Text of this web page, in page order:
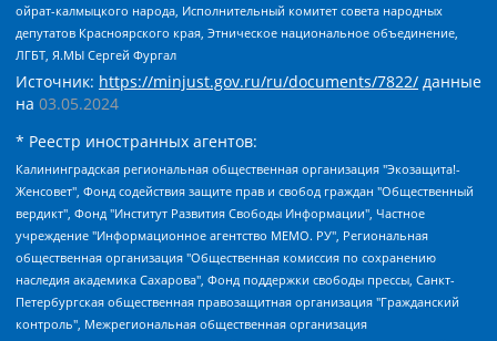
ойрат-калмыцкого народа, Исполнительный комитет совета народных
депутатов Красноярского края, Этническое национальное объединение,
ЛГБТ, Я.МЫ Сергей Фургал
Источник: https://minjust.gov.ru/ru/documents/7822/ данные
на 03.05.2024
* Реестр иностранных агентов:
Калининградская региональная общественная организация "Экозащита!-Женсовет", Фонд содействия защите прав и свобод граждан "Общественный вердикт", Фонд "Институт Развития Свободы Информации", Частное учреждение "Информационное агентство МЕМО. РУ", Региональная общественная организация "Общественная комиссия по сохранению наследия академика Сахарова", Фонд поддержки свободы прессы, Санкт-Петербургская общественная правозащитная организация "Гражданский контроль", Межрегиональная общественная организация "Информационно-просветительский центр "Мемориал", Региональный Фонд "Центр Защиты Прав Средств Массовой Информации", с 05.12.2023 Фонд "Центр Защиты Прав Средств массовой информации", Региональная общественная благотворительная организация помощи беженцам и мигрантам "Гражданское содействие", Негосударственное образовательное учреждение дополнительного профессионального образования (повышение квалификации) специалистов "АКАДЕМИЯ ПО ПРАВАМ ЧЕЛОВЕКА", Свердловская региональная общественная организация "Сутяжник", Автономная некоммерческая организация "Центр независимых социологических исследований", Союз общественных объединений "Российский исследовательский центр по правам человека", Региональное общественное учреждение научно-информационный центр "МЕМОРИАЛ", Некоммерческая организация "Фонд защиты гласности", Автономная некоммерческая организация "Институт прав человека", Городская общественная организация "Екатеринбургское общество "МЕМОРИАЛ", Городская общественная организация "Рязанское историко-просветительское и правозащитное общество "Мемориал" (Рязанский Мемориал), Челябинский региональный орган общественной самодеятельности – женское общественное объединение "Женщины Евразии", Челябинский региональный орган общественной самодеятельности "Уральская правозащитная группа", Фонд содействия защите здоровья и социальной справедливости имени Андрея Рылькова, Автономная Некоммерческая Организация "Аналитический Центр Юрия Левады", Автономная некоммерческая организация социальной поддержки населения "Проект Апрель", Региональная общественная организация помощи женщинам и детям, находящимся в кризисной ситуации "Информационно-методический центр "Анна", Фонд содействия развитию массовых коммуникаций и правовому просвещению "Так-так-Так", Фонд содействия устойчивому развитию "Серебряная тайга", Свердловский региональный общественный фонд социальных проектов "Новое время", "Idel.Реалии", Кавказ.Реалии, Крым.Реалии, Телеканал Настоящее Время, Татаро-башкирская служба Радио Свобода (Azatliq Radiosi), Радио Свободная Европа/Радио Свобода (PCE/PC), "Сибирь.Реалии", "Фактограф", Благотворительный фонд помощи осужденным и их семьям, Автономная некоммерческая организация "Институт глобализации и социальных движений", Фонд "В защиту прав заключенных", Частное учреждение "Центр поддержки и содействия развитию средств массовой информации", Пензенский региональный общественный благотворительный фонд "Гражданский союз", "Север.Реалии", Некоммерческая организация Фонд "Правовая инициатива", Общество с ограниченной ответственностью "Радио Свободная Европа/Радио Свобода", Чешское информационное агентство "MEDIUM-ORIENT", Красноярская региональная общественная организация "Мы против СПИДа", Камалягин Денис Николаевич, Маркелов Сергей Евгеньевич, Пономарев Лев Александрович, Савицкая Людмила Алексеевна, Автономная некоммерческая организация "Центр по работе с проблемой насилия "НАСИЛИЮ.НЕТ", Межрегиональный профессиональный союз работников здравоохранения "Альянс врачей", Юридическое лицо, зарегистрированное в Латвийской Республике, SIA "Medusa Project" (регистрационный номер 40103797863, дата регистрации 10.06.2014), Некоммерческая организация "Фонд по борьбе с коррупцией", Автономная некоммерческая организация "Институт права и публичной политики", Баданин Роман Сергеевич, Гликин Максим Александрович, Железнова Мария Михайловна, Лукьянова Юлия Сергеевна, Маетная Елизавета Витальевна, Маняхин Петр Борисович, Чуракова Ольга Владимировна, Ярош Юлия Петровна, Юридическое лицо "The Insider SIA", зарегистрированное в Риге, Латвийская Республика (дата регистрации 26.06.2015), являющееся администратором доменного имени интернет-издания "The Insider SIA", https://theins.ru, Постернак Алексей Евгеньевич, Рубин Михаил Аркадьевич, Анин Роман Александрович, Юридическое лицо Istories fonds, зарегистрированное в Латвийской Республике (регистрационный номер 50008295751, дата регистрации 24.02.2020), Великовский Дмитрий Александрович, Долинина Ирина Николаевна, Мароховская Алеся Алексеевна, Шлейнов Роман Юрьевич, Шмагун Олеся Валентиновна, Общество с ограниченной ответственностью "Альтаир 2021", Общество с ограниченной ответственностью "Вега 2021", Общество с ограниченной ответственностью "Главный редактор 2021", Общество с ограниченной ответственностью "Ромашки монолит", Важенков Артем Валерьевич, Ивановская областная общественная организация "Центр гендерных исследований", Гурман Юрий Альбертович, Медиапроект "ОВД-Инфо", Егоров Владимир Владимирович, Жилинский Владимир Александрович, Общество с ограниченной ответственностью "ЗП", Иванова София Юрьевна, Карезина Инна Павловна, Кильтау Екатерина Викторовна, Петров Алексей Викторович, Пискунов Сергей Евгеньевич, Смирнов Сергей Сергеевич, Тихонов Михаил Сергеевич, Общество с ограниченной ответственностью "ЖУРНАЛИСТ-ИНОСТРАННЫЙ АГЕНТ", Арапова Галина Юрьевна, Вольтская Татьяна Анатольевна, Американская компания "Mason G.E.S. Anonymous Foundation" (США), являющаяся владельцем интернет-издания https://mnews.world/, Компания "Stichting Bellingcat", зарегистрированная в Нидерландах (дата регистрации 11.07.2018), Захаров Андрей Вячеславович, Клепиковская Екатерина Дмитриевна, Общество с ограниченной ответственностью "МЕМО", Перл Роман Александрович, Симонов Евгений Алексеевич, Соловьева Елена Анатольевна, Сотников Даниил Владимирович, Сурначева Елизавета Дмитриевна, Автономная некоммерческая организация по защите прав человека и информированию населения "Якутия – Наше Мнение", Общество с ограниченной ответственностью "Москоу диджитал медиа", с 26.01.2023 Общество с ограниченной ответственностью "Чайка Белые сады", Ветошкина Валерия Валерьевна, Заговора Максим Александрович, Межрегиональное общественное движение "Российская ЛГБТ - сеть", Оленичев Максим Владимирович, Павлов Иван Юрьевич, Скворцова Елена Сергеевна, Общество с ограниченной ответственностью "Как бы инагент", Кочетков Игорь Викторович, Общество с ограниченной ответственностью "Честные выборы", Еланчик Олег Александрович, Общество с ограниченной ответственностью "Нобелевский призыв", Гималова Регина Эмилевна, Григорьев Андрей Валерьевич, Григорьева Алина Александровна, Ассоциация по содействию защите прав призывников, альтернативнослужащих и военнослужащих "Правозащитная группа "Гражданин.Армия.Право", Хисамова Регина Фаритовна, Автономная некоммерческая организация по реализации социально-правовых программ "Лилит", Дальневосточное общественное движение "Маяк", Санкт-Петербургская ЛГБТ-инициативная группа "Выход", Инициативная группа ЛГБТ+ "Реверс", Алексеев Андрей Викторович, Бекбулатова Таисия Львовна, Беляев Иван Михайлович, Владыкина Елена Сергеевна, Гельман Марат Александрович, Никульшина Вероника Юрьевна, Толоконникова Надежда Андреевна, Шендерович Виктор Анатольевич, Общество с ограниченной ответственностью "Данное сообщение", Общество с ограниченной ответственностью Издательский дом "Новая глава", Айнбиндер Александра Александровна, Московский комьюнити-центр для ЛГБТ+инициатив, Благотворительный фонд развития филантропии, Deutsche Welle (Германия, Kurt-Schumacher-Strasse 3, 53113 Bonn), Борзунова Мария Михайловна, Воробьев Виктор Викторович, Голубева Анна Львовна, Константинова Алла Михайловна, Малкова Ирина Владимировна, Мурадов Мурад Абдулгалимович, Осетинская Елизавета Николаевна, Понасенков Евгений Николаевич, Ганапольский Матвей Юрьевич, Киселев Евгений Алексеевич, Борухович Ирина Григорьевна, Дремин Иван Тимофеевич, Дубровский Дмитрий Викторович, Красноярская региональная общественная организация поддержки и развития альтернативных образовательных технологий и межкультурных коммуникаций "ИНТЕРРА", Маяковская Екатерина Алексеевна, Фейгин Марк Захарович, Филимонов Андрей Викторович, Дзугкоева Регина Николаевна, Доброхотов Роман Александрович, Дудь Юрий Александрович, Елкин Сергей Владимирович, Кругликов Кирилл Игоревич, Сабунаева Мария Леонидовна, Семенов Алексей Владимирович, Шаинян Карен Багратович, Шульман Екатерина Михайловна, Асафьев Артур Валерьевич, Вахштайн Виктор Семенович, Венедиктов Алексей Алексеевич, Лушникова Екатерина Евгеньевна, Волков Леонид Михайлович, Невзоров Александр Глебович, Пархоменко Сергей Борисович, Сироткин Ярослав Николаевич, Кара-Мурза Владимир Владимирович, Баранова Наталья Владимировна, Гозман Леонид Яковлевич, Кагарлицкий Борис Юльевич, Климарев Михаил Валерьевич, Милов Владимир Станиславович, Автономная некоммерческая организация Краснодарский центр современного искусства "Типография", Моргенштерн Алишер Тагирович, Соболь Любовь Эдуардовна, Общество с ограниченной ответственностью "ЛИЗА НОРМ", Каспаров Гарри Кимович, Ходорковский Михаил Борисович, Общество с ограниченной ответственностью "Апрельские тезисы", Данилович Ирина Брониславовна, Кашин Олег Владимирович, Петров Николай Владимирович, Пивоваров Алексей Владимирович, Соколов Михаил Владимирович, Цветкова Юлия Владимировна, Чичваркин Евгений Александрович, Комитет против пыток/Команда против пыток, Общество с ограниченной ответственностью "Первый научный", Общество с ограниченной ответственностью "Вертолет и ко", Белоцерковская Вероника Борисовна, Кац Максим Евгеньевич, Лазарева Татьяна Юрьевна, Шаведдинов Руслан Табризович, Яшин Илья Валерьевич, Общество с ограниченной ответственностью "Иноагент ААВ", Алешковский Дмитрий Петрович, Альбац Евгения Марковна, Быков Дмитрий Львович, Галямина Юлия Евгеньевна, Лойко Сергей Леонидович, Мартынов Кирилл Константинович, Медведев Сергей Александрович, Крашенинников Федор Геннадиевич, Гордеева Катерина Вл